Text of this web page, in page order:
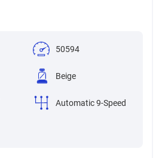
50594
Beige
Automatic 9-Speed